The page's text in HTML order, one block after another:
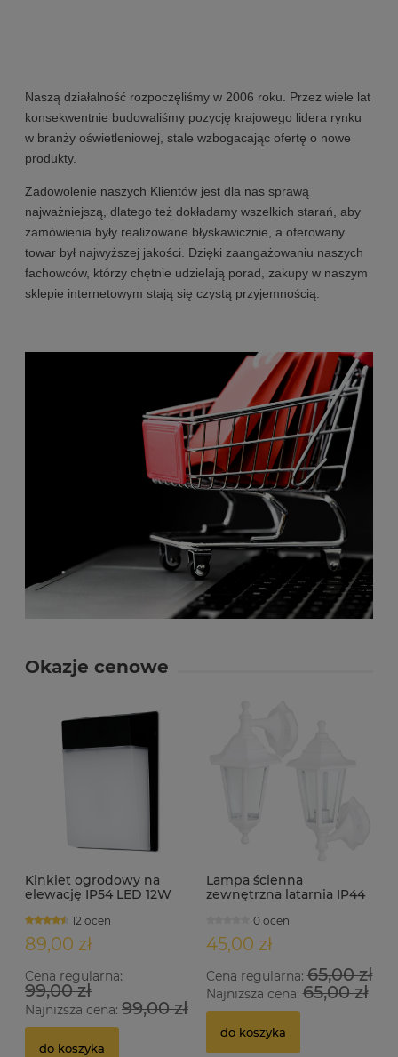
Naszą działalność rozpoczęliśmy w 2006 roku. Przez wiele lat
konsekwentnie budowaliśmy pozycję krajowego lidera rynku
w branży oświetleniowej, stale wzbogacając ofertę o nowe
produkty.
Zadowolenie naszych Klientów jest dla nas sprawą
najważniejszą, dlatego też dokładamy wszelkich starań, aby
zamówienia były realizowane błyskawicznie, a oferowany
towar był najwyższej jakości. Dzięki zaangażowaniu naszych
fachowców, którzy chętnie udzielają porad, zakupy w naszym
sklepie internetowym stają się czystą przyjemnością.
Okazje cenowe
Kinkiet ogrodowy na
elewację IP54 LED 12W
12 ocen
89,00 zł
Cena regularna:
99,00 zł
Najniższa cena: 99,00 zł
do koszyka
Lampa ścienna
zewnętrzna latarnia IP44
0 ocen
45,00 zł
Cena regularna:65,00 zł
Najniższa cena:65,00 zł
do koszyka